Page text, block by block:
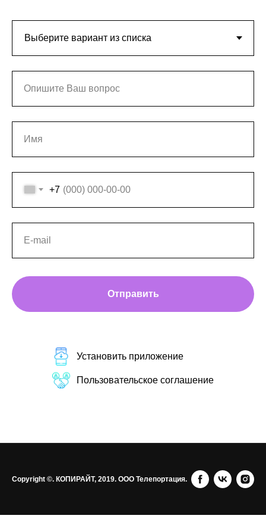
Опишите Ваш вопрос
Имя
+7
E-mail
Отправить
Установить приложение
Пользовательское соглашение
Copyright ©. КОПИРАЙТ, 2019. ООО Телепортация.